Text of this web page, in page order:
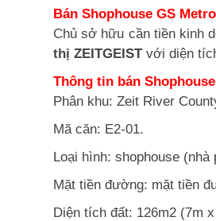
Bán Shophouse GS
Chủ sở hữu cần tiền kinh
thị ZEITGEISTvới diện
Thông tin bán
Phân khu: Zeit River
Mã căn: E2-01.
Loại hình: shophouse
Mặt tiền đường: mặt tiền
Diện tích đất: 126m2 (7m